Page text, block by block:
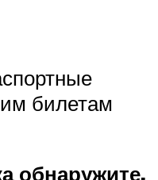
билетам
обнаружите,